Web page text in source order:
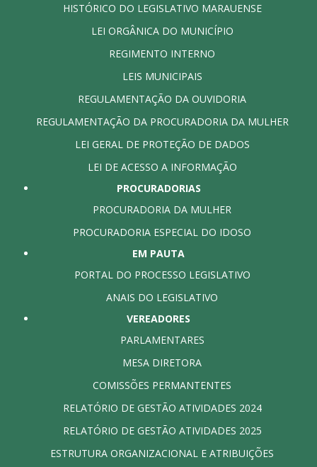
HISTÓRICO DO LEGISLATIVO MARAUENSE
LEI ORGÂNICA DO MUNICÍPIO
REGIMENTO INTERNO
LEIS MUNICIPAIS
REGULAMENTAÇÃO DA OUVIDORIA
REGULAMENTAÇÃO DA PROCURADORIA DA MULHER
LEI GERAL DE PROTEÇÃO DE DADOS
LEI DE ACESSO A INFORMAÇÃO
PROCURADORIAS
PROCURADORIA DA MULHER
PROCURADORIA ESPECIAL DO IDOSO
EM PAUTA
PORTAL DO PROCESSO LEGISLATIVO
ANAIS DO LEGISLATIVO
VEREADORES
PARLAMENTARES
MESA DIRETORA
COMISSÕES PERMANTENTES
RELATÓRIO DE GESTÃO ATIVIDADES 2024
RELATÓRIO DE GESTÃO ATIVIDADES 2025
ESTRUTURA ORGANIZACIONAL E ATRIBUIÇÕES